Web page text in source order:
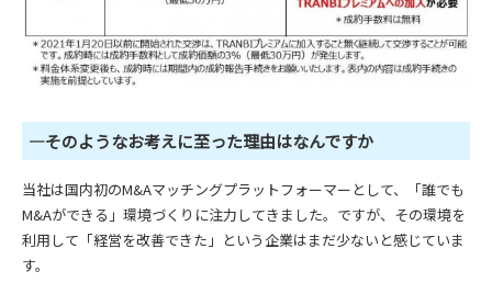
―そのようなお考えに至った理由はなんですか
当社は国内初のM&Aマッチングプラットフォーマーとして、「誰でも
M&Aができる」環境づくりに注力してきました。ですが、その環境を
利用して「経営を改善できた」という企業はまだ少ないと感じていま
す。